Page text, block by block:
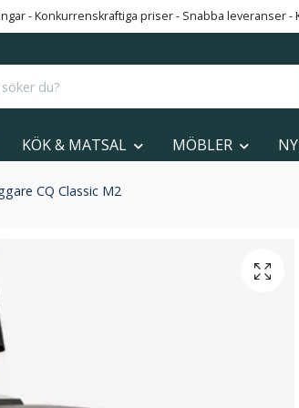
- Konkurrenskraftiga priser - Snabba leveranser -
KÖK & MATSAL MÖBLER
CQ Classic M2